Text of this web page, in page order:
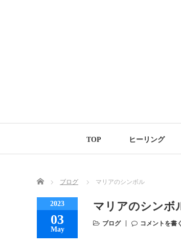
TOP ヒーリング
Home ブログ マリアのシンボル
2023
03
May
マリアのシンボ
ブログ コメントを書く